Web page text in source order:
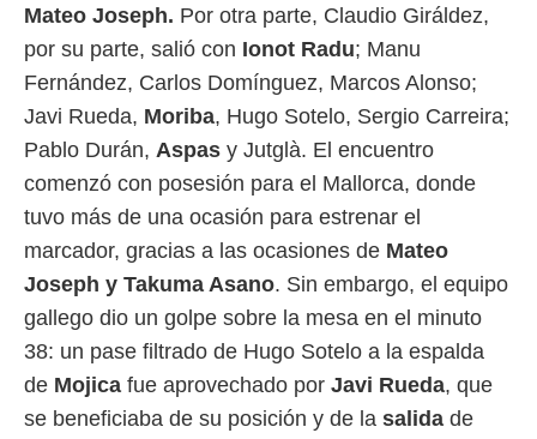
Para
u
datos
momento
en
en
de
Mateo Joseph. Por otra parte, Claudio Giráldez,
por su parte, salió con Ionot Radu; Manu
Fernández, Carlos Domínguez, Marcos Alonso;
Javi Rueda, Moriba, Hugo Sotelo, Sergio Carreira;
Pablo Durán, Aspas y Jutglà. El encuentro
comenzó con posesión para el Mallorca, donde
tuvo más de una ocasión para estrenar el
marcador, gracias a las ocasiones de Mateo
Joseph y Takuma Asano. Sin embargo, el equipo
gallego dio un golpe sobre la mesa en el minuto
38: un pase filtrado de Hugo Sotelo a la espalda
de Mojica fue aprovechado por Javi Rueda, que
se beneficiaba de su posición y de la salida de